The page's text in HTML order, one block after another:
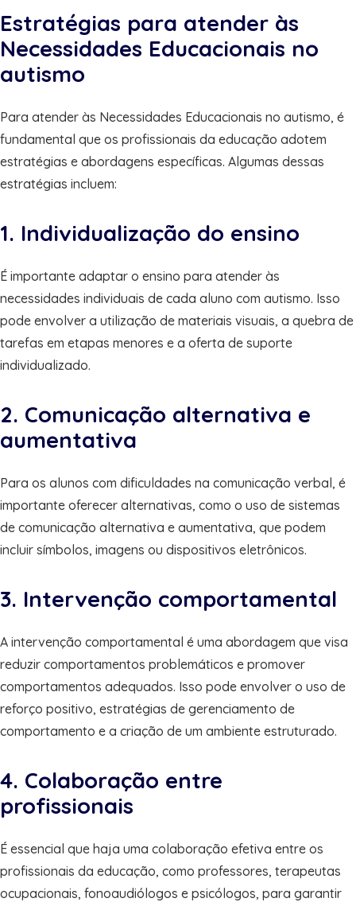
Estratégias para atender às
Necessidades Educacionais no
autismo
Para atender às Necessidades Educacionais no autismo, é
fundamental que os profissionais da educação adotem
estratégias e abordagens específicas. Algumas dessas
estratégias incluem:
1. Individualização do ensino
É importante adaptar o ensino para atender às
necessidades individuais de cada aluno com autismo. Isso
pode envolver a utilização de materiais visuais, a quebra de
tarefas em etapas menores e a oferta de suporte
individualizado.
2. Comunicação alternativa e
aumentativa
Para os alunos com dificuldades na comunicação verbal, é
importante oferecer alternativas, como o uso de sistemas
de comunicação alternativa e aumentativa, que podem
incluir símbolos, imagens ou dispositivos eletrônicos.
3. Intervenção comportamental
A intervenção comportamental é uma abordagem que visa
reduzir comportamentos problemáticos e promover
comportamentos adequados. Isso pode envolver o uso de
reforço positivo, estratégias de gerenciamento de
comportamento e a criação de um ambiente estruturado.
4. Colaboração entre
profissionais
É essencial que haja uma colaboração efetiva entre os
profissionais da educação, como professores, terapeutas
ocupacionais, fonoaudiólogos e psicólogos, para garantir